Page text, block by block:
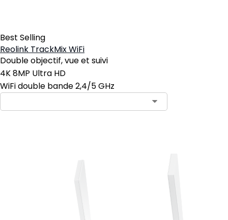
Best Selling
Reolink TrackMix WiFi
Double objectif, vue et suivi
4K 8MP Ultra HD
WiFi double bande 2,4/5 GHz